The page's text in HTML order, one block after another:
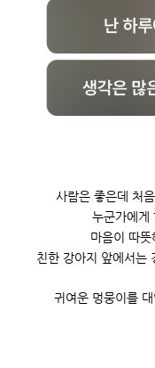
사람은 좋은데 처
누군가에게
마음이 따
친한 강아지 앞에서는
귀여운 멍뭉이를